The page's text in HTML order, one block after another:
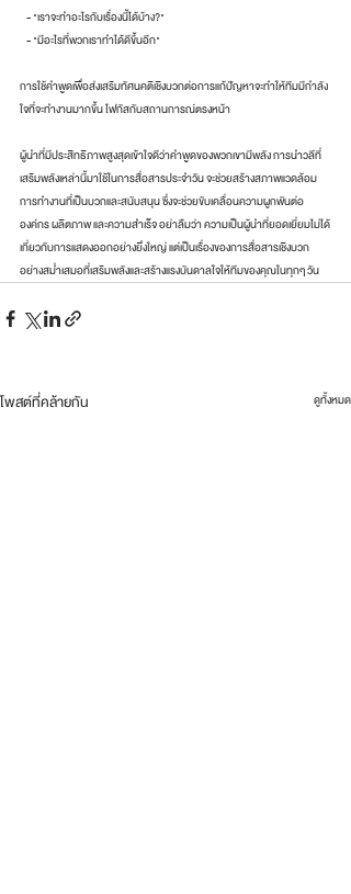
   - "เราจะทำอะไรกับเรื่องนี้ได้บ้าง?"
   - "มีอะไรที่พวกเราทำได้ดีขึ้นอีก"
การใช้คำพูดเพื่อส่งเสริมทัศนคติเชิงบวกต่อการแก้ปัญหาจะทำให้ทีมมีกำลัง
ใจที่จะทำงานมากขึ้น โฟกัสกับสถานการณ์ตรงหน้า
ผู้นำที่มีประสิทธิภาพสูงสุดเข้าใจดีว่าคำพูดของพวกเขามีพลัง การนำวลีที่
เสริมพลังเหล่านี้มาใช้ในการสื่อสารประจำวัน จะช่วยสร้างสภาพแวดล้อม
การทำงานที่เป็นบวกและสนับสนุน ซึ่งจะช่วยขับเคลื่อนความผูกพันต่อ
องค์กร ผลิตภาพ และความสำเร็จ อย่าลืมว่า ความเป็นผู้นำที่ยอดเยี่ยมไม่ได้
เกี่ยวกับการแสดงออกอย่างยิ่งใหญ่ แต่เป็นเรื่องของการสื่อสารเชิงบวก
อย่างสม่ำเสมอที่เสริมพลังและสร้างแรงบันดาลใจให้ทีมของคุณในทุกๆ วัน
โพสต์ที่คล้ายกัน ดูทั้งหมด